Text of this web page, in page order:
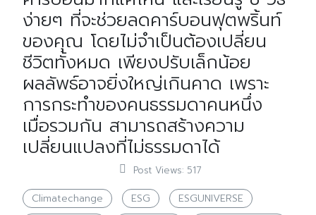
ง่ายๆ ที่จะช่วยลดคาร์บอนฟุตพริ้นท์
ของคุณ โดยไม่จำเป็นต้องเปลี่ยน
ชีวิตทั้งหมด เพียงปรับเล็กน้อย
ผลลัพธ์อาจยิ่งใหญ่เกินคาด เพราะ
การกระทำของคนธรรมดาคนหนึ่ง
เมื่อรวมกัน สามารถสร้างความ
เปลี่ยนแปลงที่ไม่ธรรมดาได้
Post Views: 517
Climatechange ESG
ESGUNIVERSE